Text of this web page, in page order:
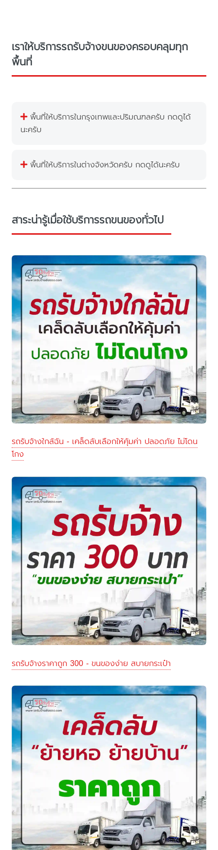
เราให้บริการรถรับจ้างขนของครอบคลุมทุก
พื้นที่
พื้นที่ให้บริการในกรุงเทพและปริมณฑลครับ กดดูได้
นะครับ
พื้นที่ให้บริการในต่างจังหวัดครับ กดดูได้นะครับ
สาระน่ารู้เมื่อใช้บริการรถขนของทั่วไป
รถรับจ้างใกล้ฉัน - เคล็ดลับเลือกให้คุ้มค่า ปลอดภัย ไม่โดน
โกง
รถรับจ้างราคาถูก 300 - ขนของง่าย สบายกระเป๋า